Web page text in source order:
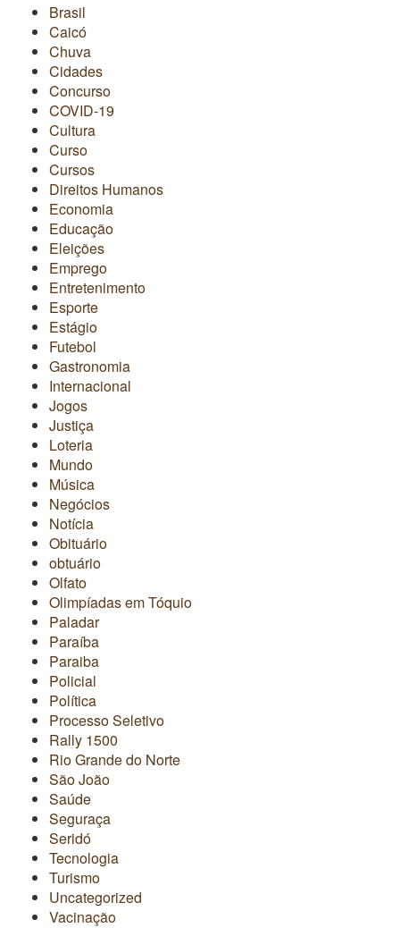
Brasil
Caicó
Chuva
Cidades
Concurso
COVID-19
Cultura
Curso
Cursos
Direitos Humanos
Economia
Educação
Eleições
Emprego
Entretenimento
Esporte
Estágio
Futebol
Gastronomia
Internacional
Jogos
Justiça
Loteria
Mundo
Música
Negócios
Notícia
Obituário
obtuário
Olfato
Olimpíadas em Tóquio
Paladar
Paraíba
Paraiba
Policial
Política
Processo Seletivo
Rally 1500
Rio Grande do Norte
São João
Saúde
Seguraça
Seridó
Tecnologia
Turismo
Uncategorized
Vacinação